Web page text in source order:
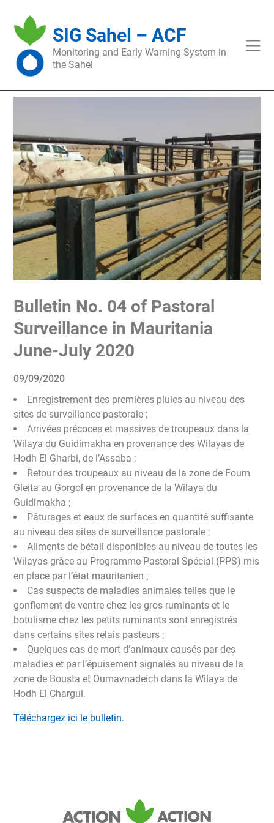
content
SIG Sahel – ACF
Monitoring and Early Warning System in
the Sahel
Bulletin No. 04 of Pastoral
Surveillance in Mauritania
June-July 2020
09/09/2020
Enregistrement des premières pluies au niveau des
sites de surveillance pastorale ;
Arrivées précoces et massives de troupeaux dans la
Wilaya du Guidimakha en provenance des Wilayas de
Hodh El Gharbi, de l’Assaba ;
Retour des troupeaux au niveau de la zone de Foum
Gleita au Gorgol en provenance de la Wilaya du
Guidimakha ;
Pâturages et eaux de surfaces en quantité suffisante
au niveau des sites de surveillance pastorale ;
Aliments de bétail disponibles au niveau de toutes les
Wilayas grâce au Programme Pastoral Spécial (PPS) mis
en place par l’état mauritanien ;
Cas suspects de maladies animales telles que le
gonflement de ventre chez les gros ruminants et le
botulisme chez les petits ruminants sont enregistrés
dans certains sites relais pasteurs ;
Quelques cas de mort d’animaux causés par des
maladies et par l’épuisement signalés au niveau de la
zone de Bousta et Oumavnadeich dans la Wilaya de
Hodh El Chargui.
Téléchargez ici le bulletin.